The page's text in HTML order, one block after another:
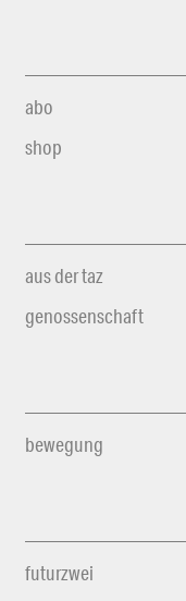
abo
shop
aus der taz
genossenschaft
bewegung
futurzwei